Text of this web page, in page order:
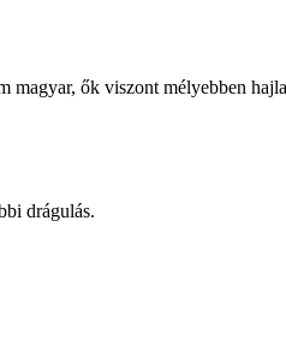
magyar, ők viszont mélyebben
drágulás.